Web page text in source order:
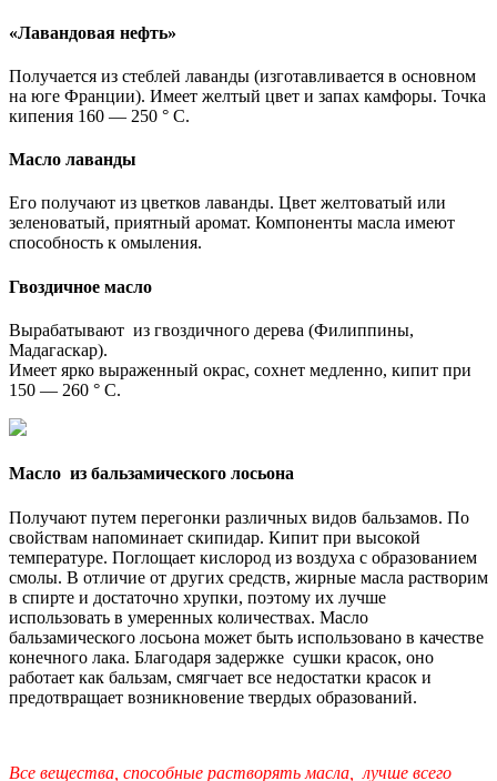
«Лавандовая нефть»
Получается из стеблей лаванды (изготавливается в основном
на юге Франции). Имеет желтый цвет и запах камфоры. Точка
кипения 160 — 250 ° С.
Масло лаванды
Его получают из цветков лаванды. Цвет желтоватый или
зеленоватый, приятный аромат. Компоненты масла имеют
способность к омыления.
Гвоздичное масло
Вырабатывают из гвоздичного дерева (Филиппины,
Мадагаскар).
Имеет ярко выраженный окрас, сохнет медленно, кипит при
150 — 260 ° С.
Масло из бальзамического лосьона
Получают путем перегонки различных видов бальзамов. По
свойствам напоминает скипидар. Кипит при высокой
температуре. Поглощает кислород из воздуха с образованием
смолы. В отличие от других средств, жирные масла растворим
в спирте и достаточно хрупки, поэтому их лучше
использовать в умеренных количествах. Масло
бальзамического лосьона может быть использовано в качестве
конечного лака. Благодаря задержке сушки красок, оно
работает как бальзам, смягчает все недостатки красок и
предотвращает возникновение твердых образований.
Все вещества, способные растворять масла, лучше всего